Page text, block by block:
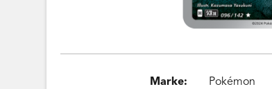
Marke:
Pokémon